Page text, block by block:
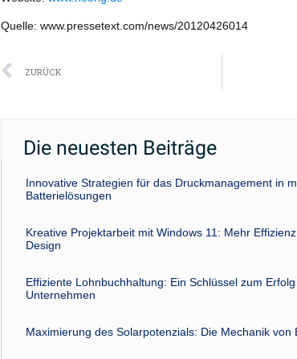
Quelle: www.pressetext.com/news/20120426014
Zurück
ZURÜCK
Die neuesten Beiträge
Innovative Strategien für das Druckmanagement in
Batterielösungen
Kreative Projektarbeit mit Windows 11: Mehr
Design
Effiziente Lohnbuchhaltung: Ein Schlüssel zum
Unternehmen
Maximierung des Solarpotenzials: Die Mechanik von